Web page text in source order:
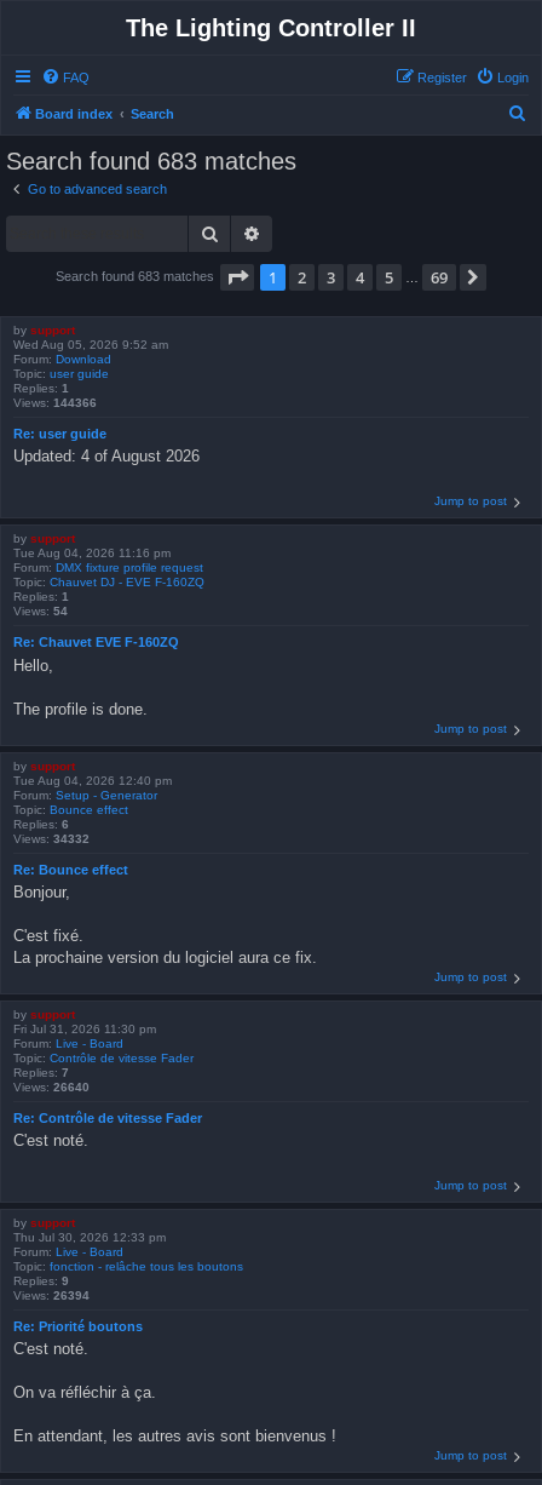
The Lighting Controller II
FAQ Login
Register
Board index Search
Search found 683 matches
Go to advanced search
Search
Search found 683 matches Page 1of 69
1 2 3 4 5 69
by support
Wed Aug 05, 2026 9:52 am
Forum: Download
Topic: user guide
Replies: 1
Views: 144366
Re: user guide
Updated: 4 of August 2026
Jump to post
by support
Tue Aug 04, 2026 11:16 pm
Forum: DMX fixture profile request
Topic: Chauvet DJ - EVE F-160ZQ
Replies: 1
Views: 54
Re: Chauvet EVE F-160ZQ
Hello,
The profile is done.
Jump to post
by support
Tue Aug 04, 2026 12:40 pm
Forum: Setup - Generator
Topic: Bounce effect
Replies: 6
Views: 34332
Re: Bounce effect
Bonjour,
C'est fixé.
La prochaine version du logiciel aura ce fix.
Jump to post
by support
Fri Jul 31, 2026 11:30 pm
Forum: Live - Board
Topic: Contrôle de vitesse Fader
Replies: 7
Views: 26640
Re: Contrôle de vitesse Fader
C'est noté.
Jump to post
by support
Thu Jul 30, 2026 12:33 pm
Forum: Live - Board
Topic: fonction - relâche tous les boutons
Replies: 9
Views: 26394
Re: Priorité boutons
C'est noté.
On va réfléchir à ça.
En attendant, les autres avis sont bienvenus !
Jump to post